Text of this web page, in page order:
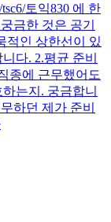
토익830 에 한
금한 것은 공기
적인 상한선이 있
다. 2.평균 준비
종에 근무했어도
는지. 궁금합니
하던 제가 준비